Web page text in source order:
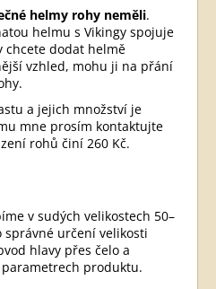
helmy rohy neměli.
helmu s Vikingy spojuje
chcete dodat helmě
vzhled, mohu ji na přání
a jejich množství je
mne prosím kontaktujte
rohů činí 260 Kč.
v sudých velikostech 50–
správné určení velikosti
hlavy přes čelo a
produktu.